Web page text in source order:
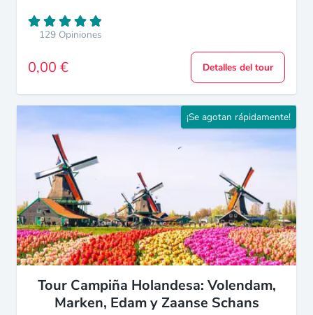
129 Opiniones
0,00 € Detalles del tour
¡Se agotan rápidamente!
Tour Campiña Holandesa: Volendam,
Marken, Edam y Zaanse Schans